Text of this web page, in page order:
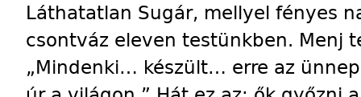
Láthatatlan Sugár, mellyel fényes
csontváz eleven testünkben. Menj
„Mindenki… készült… erre az